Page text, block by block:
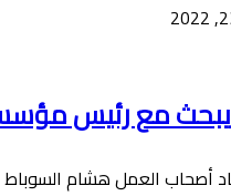
مع رئيس مؤسسة
أصحاب العمل هشام السوباط